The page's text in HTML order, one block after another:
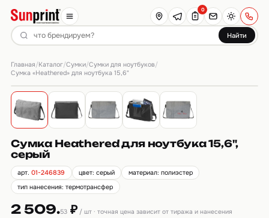
Найти
0
Главная/Каталог/Сумки/Сумки для ноутбуков/
Сумка «Heathered» для ноутбука 15,6"
Сумка Heathered для ноутбука 15,6",
серый
арт.01-246839 цвет: серый
материал: полиэстер
тип нанесения: термотрансфер
2 509.53₽/ шт · точная цена зависит от тиража и нанесения